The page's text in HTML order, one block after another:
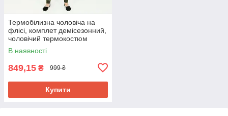
Термобілизна чоловіча на
флісі, комплет демісезонний,
чоловічий термокостюм
зимовий, Україна, S, M, L, XL,
2XL р-р
В наявності
849,15 ₴ 999 ₴
Купити